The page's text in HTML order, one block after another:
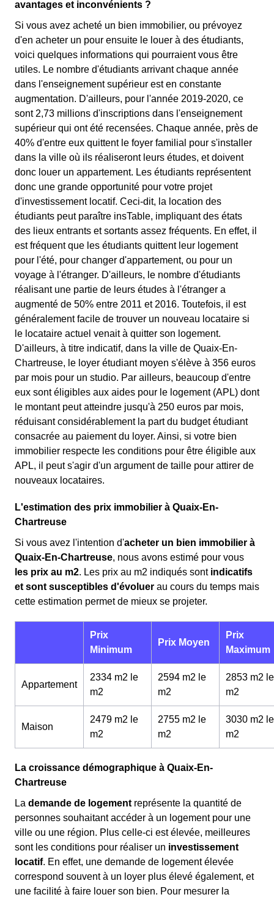
avantages et inconvénients ?
Si vous avez acheté un bien immobilier, ou prévoyez
d'en acheter un pour ensuite le louer à des étudiants,
voici quelques informations qui pourraient vous être
utiles. Le nombre d'étudiants arrivant chaque année
dans l'enseignement supérieur est en constante
augmentation. D'ailleurs, pour l'année 2019-2020, ce
sont 2,73 millions d'inscriptions dans l'enseignement
supérieur qui ont été recensées. Chaque année, près de
40% d'entre eux quittent le foyer familial pour s'installer
dans la ville où ils réaliseront leurs études, et doivent
donc louer un appartement. Les étudiants représentent
donc une grande opportunité pour votre projet
d'investissement locatif. Ceci-dit, la location des
étudiants peut paraître insTable, impliquant des états
des lieux entrants et sortants assez fréquents. En effet, il
est fréquent que les étudiants quittent leur logement
pour l'été, pour changer d'appartement, ou pour un
voyage à l'étranger. D'ailleurs, le nombre d'étudiants
réalisant une partie de leurs études à l'étranger a
augmenté de 50% entre 2011 et 2016. Toutefois, il est
généralement facile de trouver un nouveau locataire si
le locataire actuel venait à quitter son logement.
D'ailleurs, à titre indicatif, dans la ville de Quaix-En-
Chartreuse, le loyer étudiant moyen s'élève à 356 euros
par mois pour un studio. Par ailleurs, beaucoup d'entre
eux sont éligibles aux aides pour le logement (APL) dont
le montant peut atteindre jusqu'à 250 euros par mois,
réduisant considérablement la part du budget étudiant
consacrée au paiement du loyer. Ainsi, si votre bien
immobilier respecte les conditions pour être éligible aux
APL, il peut s'agir d'un argument de taille pour attirer de
nouveaux locataires.
L'estimation des prix immobilier à Quaix-En-
Chartreuse
Si vous avez l'intention d'acheter un bien immobilier à
Quaix-En-Chartreuse, nous avons estimé pour vous
les prix au m2. Les prix au m2 indiqués sont indicatifs
et sont susceptibles d'évoluer au cours du temps mais
cette estimation permet de mieux se projeter.
Prix
Minimum
Prix Moyen
Prix
Maximum
Appartement
2334 m2 le
m2
2594 m2 le
m2
2853 m2 le
m2
Maison
2479 m2 le
m2
2755 m2 le
m2
3030 m2 le
m2
La croissance démographique à Quaix-En-
Chartreuse
La demande de logement représente la quantité de
personnes souhaitant accéder à un logement pour une
ville ou une région. Plus celle-ci est élevée, meilleures
sont les conditions pour réaliser un investissement
locatif. En effet, une demande de logement élevée
correspond souvent à un loyer plus élevé également, et
une facilité à faire louer son bien. Pour mesurer la